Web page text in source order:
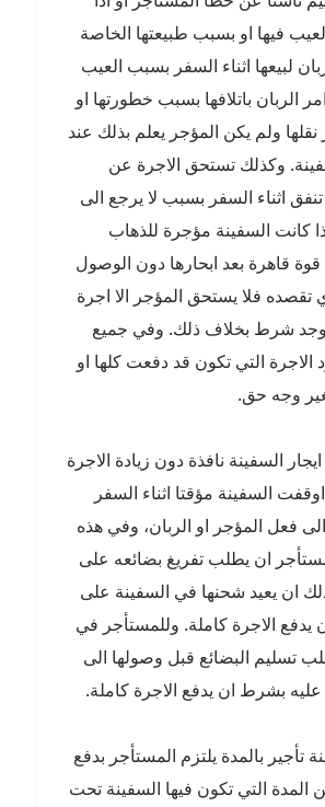
فيها او بسبب طبيعتها الخاصة
لبيعها اثناء السفر بسبب العيب
الربان باتلافها بسبب خطورتها او
ولم يكن المؤجر يعلم بذلك عند
وكذلك تستحق الاجرة عن
تنفق اثناء السفر بسبب لا يرجع الى
كانت السفينة مؤجرة للذهاب
قاهرة بعد ابحارها دون الوصول
تقصده فلا يستحق المؤجر الا اجرة
شرط بخلاف ذلك. وفي جميع
الاجرة التي تكون قد دفعت كلها او
وجه حق.
السفينة نافذة دون زيادة الاجرة
السفينة مؤقتا اثناء السفر
فعل المؤجر او الربان، وفي هذه
ان يطلب تفريغ بضائعه على
ان يعيد شحنها في السفينة على
يدفع الاجرة كاملة. وللمستأجر في
تسليم البضائع قبل وصولها الى
عليه بشرط ان يدفع الاجرة كاملة.
تأجير بالمدة يلتزم المستأجر بدفع
المدة التي تكون فيها السفينة تحت